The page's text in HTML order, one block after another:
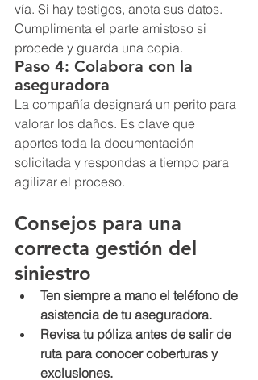
vía. Si hay testigos, anota sus datos.
Cumplimenta el parte amistoso si
procede y guarda una copia.
Paso 4: Colabora con la
aseguradora
La compañía designará un perito para
valorar los daños. Es clave que
aportes toda la documentación
solicitada y respondas a tiempo para
agilizar el proceso.
Consejos para una
correcta gestión del
siniestro
Ten siempre a mano el teléfono de
asistencia de tu aseguradora.
Revisa tu póliza antes de salir de
ruta para conocer coberturas y
exclusiones.